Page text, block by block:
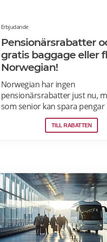
Erbjudande
Pensionärsrabatter
gratis baggage eller
Norwegian!
Norwegian har ingen
pensionärsrabatter just nu,
som senior kan spara pengar
Norwegian Reward-
Tjäna Spenn och använd dem
pensionärsrabatter och
Reward här.
TILL RABATTEN